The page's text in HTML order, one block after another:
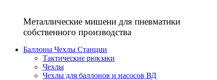
Металлические мишени для пневматики
собственного производства
Баллоны Чехлы Станции
Тактические рюкзаки
Чехлы
Чехлы для баллонов и насосов ВД